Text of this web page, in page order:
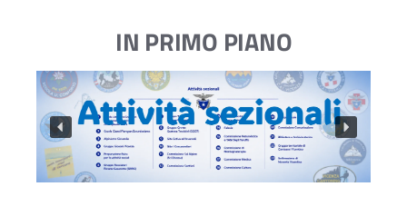
IN PRIMO PIANO